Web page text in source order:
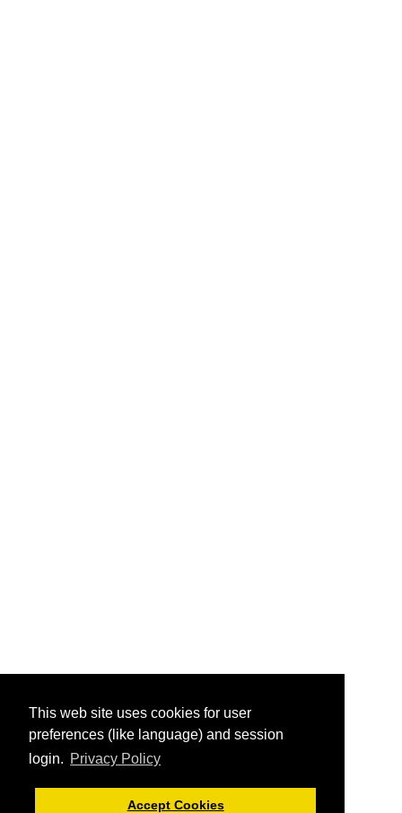
This web site uses cookies for user
preferences (like language) and session
login. Privacy Policy
Accept Cookies